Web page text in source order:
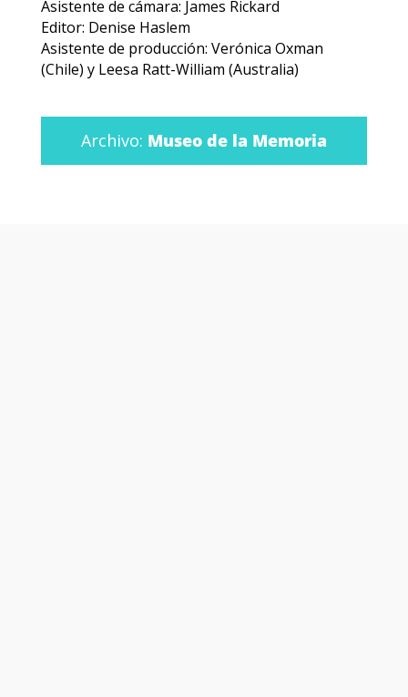
Asistente de cámara: James Rickard
Editor: Denise Haslem
Asistente de producción: Verónica Oxman
(Chile) y Leesa Ratt-William (Australia)
Archivo: Museo de la Memoria